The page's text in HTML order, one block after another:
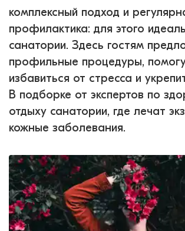
комплексный подход и
профилактика: для этого
санатории. Здесь гостям
профильные процедуры,
избавиться от стресса и
В подборке от экспертов по
отдыху санатории, где лечат
кожные заболевания.